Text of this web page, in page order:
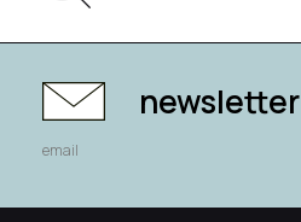
newsletter